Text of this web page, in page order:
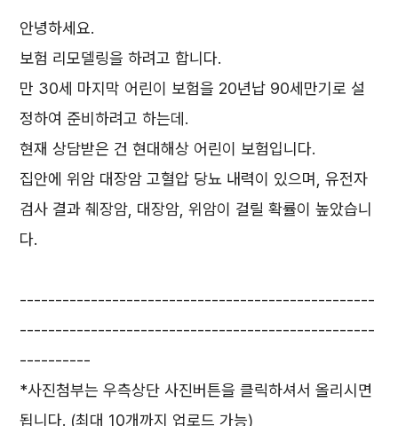
안녕하세요.
보험 리모델링을 하려고 합니다.
만 30세 마지막 어린이 보험을 20년납 90세만기로 설
정하여 준비하려고 하는데.
현재 상담받은 건 현대해상 어린이 보험입니다.
집안에 위암 대장암 고혈압 당뇨 내력이 있으며, 유전자
검사 결과 췌장암, 대장암, 위암이 걸릴 확률이 높았습니
다.
--------------------------------------------------
--------------------------------------------------
----------
*사진첨부는 우측상단 사진버튼을 클릭하셔서 올리시면
됩니다. (최대 10개까지 업로드 가능)